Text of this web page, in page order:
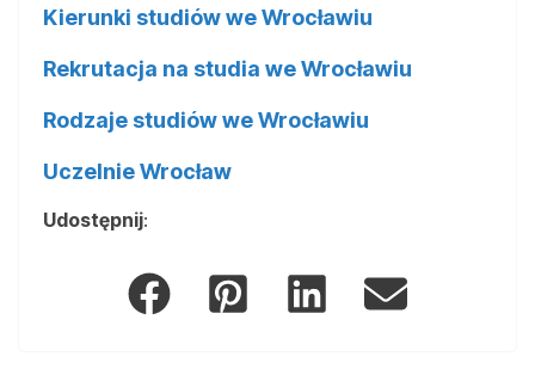
Kierunki studiów we Wrocławiu
Rekrutacja na studia we Wrocławiu
Rodzaje studiów we Wrocławiu
Uczelnie Wrocław
Udostępnij: